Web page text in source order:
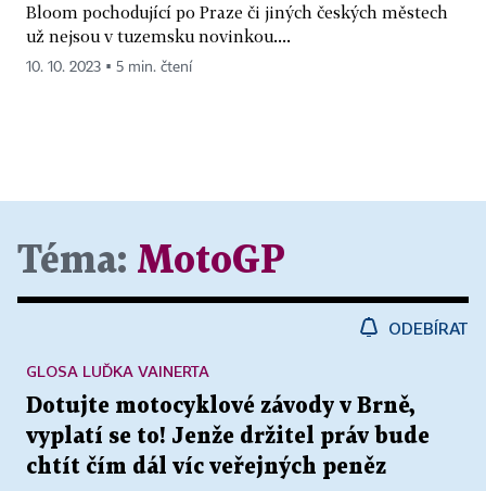
Bloom pochodující po Praze či jiných českých městech
už nejsou v tuzemsku novinkou....
10. 10. 2023 ▪ 5 min. čtení
Téma: MotoGP
ODEBÍRAT
Dotujte motocyklové závody v Brně,
vyplatí se to! Jenže držitel práv bude
chtít čím dál víc veřejných peněz
GLOSA LUĎKA VAINERTA